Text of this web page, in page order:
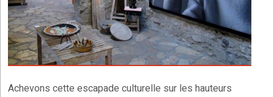
Achevons cette escapade culturelle sur les hauteurs